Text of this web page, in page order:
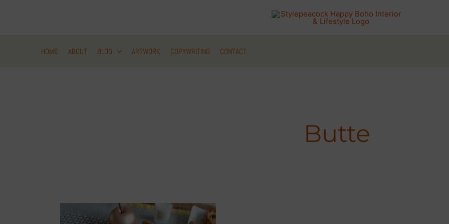
HOME ABOUT BLOG ARTWORK COPYWRITING CONTACT
Butte